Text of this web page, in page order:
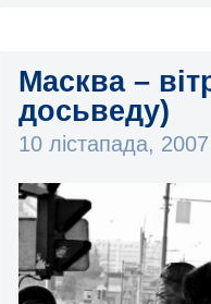
Масква –
досьведу)
10 лістапада,